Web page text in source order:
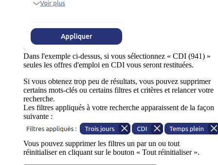
Dans l'exemple ci-dessus, si vous sélectionnez « CDI (941) »
seules les offres d'emploi en CDI vous seront restituées.
Si vous obtenez trop peu de résultats, vous pouvez supprimer
certains mots-clés ou certains filtres et critères et relancer votre
recherche.
Les filtres appliqués à votre recherche apparaissent de la façon
suivante :
Vous pouvez supprimer les filtres un par un ou tout
réinitialiser en cliquant sur le bouton « Tout réinitialiser ».